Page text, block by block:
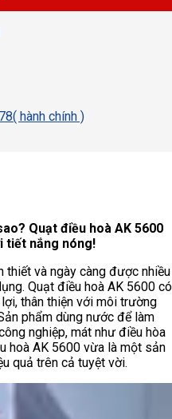
hành chính )
Quạt điều hoà AK 5600
tiết nắng nóng!
thiết và ngày càng được nhiều
Quạt điều hoà AK 5600 có
thân thiện với môi trường
phẩm dùng nước để làm
nghiệp, mát như điều hòa
hoà AK 5600 vừa là một sản
quả trên cả tuyệt vời.